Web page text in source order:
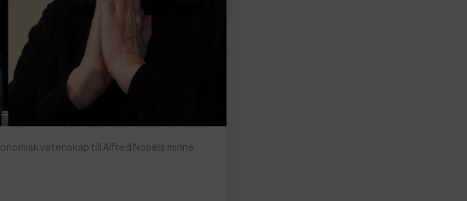
vetenskap till Alfred Nobels minne.